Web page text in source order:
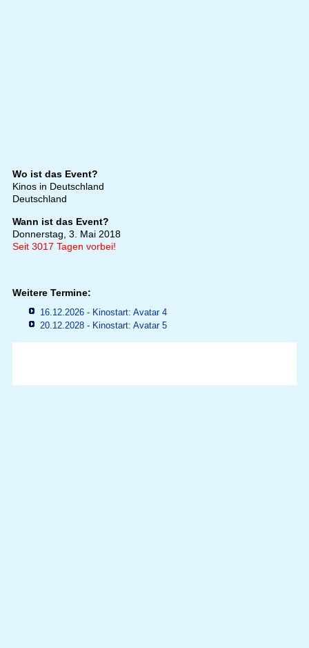
Wo ist das Event?
Kinos in Deutschland
Deutschland
Wann ist das Event?
Donnerstag, 3. Mai 2018
Seit 3017 Tagen vorbei!
Weitere Termine:
16.12.2026 - Kinostart: Avatar 4
20.12.2028 - Kinostart: Avatar 5